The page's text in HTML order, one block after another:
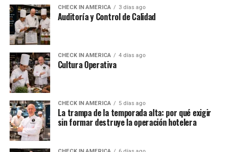
CHECK IN AMERICA 3 días ago
Auditoría y Control de Calidad
CHECK IN AMERICA 4 días ago
Cultura Operativa
CHECK IN AMERICA 5 días ago
La trampa de la temporada alta: por qué exigir
sin formar destruye la operación hotelera